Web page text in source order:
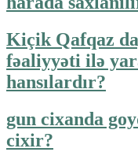
Kiçik Qafqaz
fəaliyyəti ilə
hansılardır?
gun cixanda
cixir?